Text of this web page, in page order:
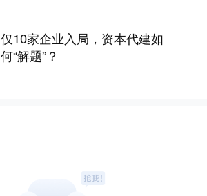
仅10家企业入局，资本代建如
何“解题”？